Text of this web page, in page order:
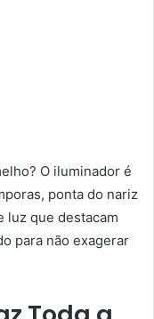
O iluminador é
ponta do nariz
luz que destacam
para não exagerar